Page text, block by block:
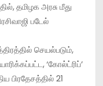
தமிழக அரசு மீது
படேல்
செயல்படும்,
‘கோல்ட்ரிப்’
பிரதேசத்தில் 21